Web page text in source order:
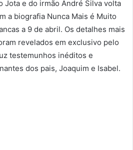
Jota e do irmão André Silva volta
a biografia Nunca Mais é Muito
a 9 de abril. Os detalhes mais
revelados em exclusivo pelo
testemunhos inéditos e
dos pais, Joaquim e Isabel.